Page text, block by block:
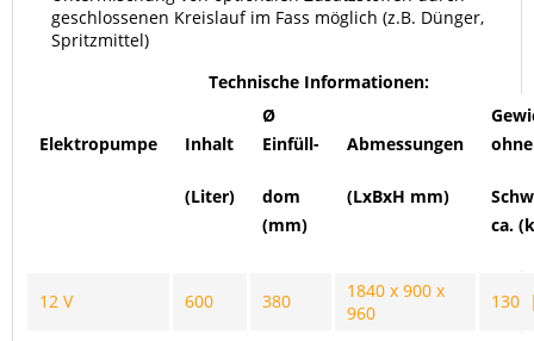
geschlossenen Kreislauf im Fass möglich (z.B. Dünger,
Spritzmittel)
Technische Informationen:
Elektropumpe Inhalt
(Liter)
Ø
Einfüll-
dom
(mm)
Abmessungen
(LxBxH mm)
ca.
12 V 600 380
1840 x 900 x
960
130